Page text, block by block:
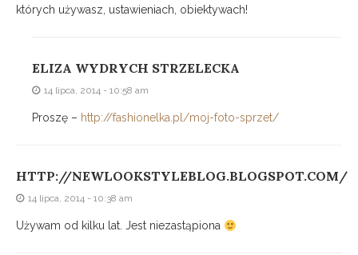
których używasz, ustawieniach, obiektywach!
ELIZA WYDRYCH STRZELECKA
14 lipca, 2014 - 10:58 am
Proszę – http://fashionelka.pl/moj-foto-sprzet/
HTTP://NEWLOOKSTYLEBLOG.BLOGSPOT.COM/
14 lipca, 2014 - 10:38 am
Używam od kilku lat. Jest niezastąpiona